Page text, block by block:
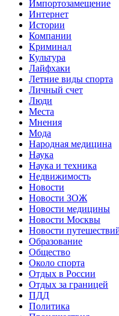
Импортозамещение
Интернет
Истории
Компании
Криминал
Культура
Лайфхаки
Летние виды спорта
Личный счет
Люди
Места
Мнения
Мода
Народная медицина
Наука
Наука и техника
Недвижимость
Новости
Новости ЗОЖ
Новости медицины
Новости Москвы
Новости
Образование
Общество
Около спорта
Отдых в России
Отдых за границей
ПДД
Политика